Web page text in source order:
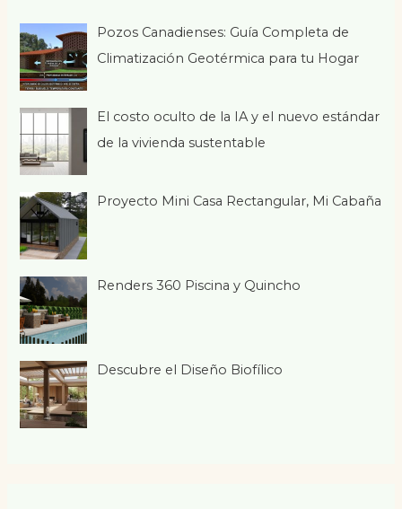
Pozos Canadienses: Guía Completa de
Climatización Geotérmica para tu Hogar
El costo oculto de la IA y el nuevo estándar
de la vivienda sustentable
Proyecto Mini Casa Rectangular, Mi Cabaña
Renders 360 Piscina y Quincho
Descubre el Diseño Biofílico